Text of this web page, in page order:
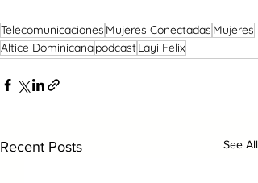
Telecomunicaciones Mujeres Conectadas Mujeres
Altice DominicanapodcastLayi Felix
Recent Posts See All